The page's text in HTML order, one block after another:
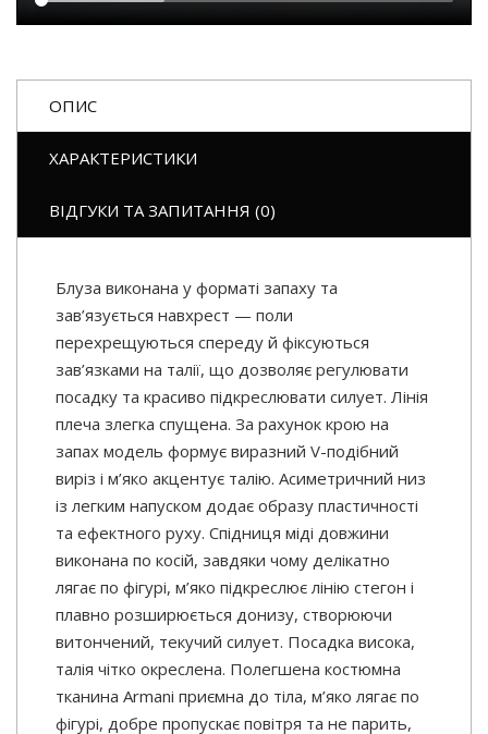
ОПИС
ХАРАКТЕРИСТИКИ
ВІДГУКИ ТА ЗАПИТАННЯ (0)
Блуза виконана у форматі запаху та
зав’язується навхрест — поли
перехрещуються спереду й фіксуються
зав’язками на талії, що дозволяє регулювати
посадку та красиво підкреслювати силует. Лінія
плеча злегка спущена. За рахунок крою на
запах модель формує виразний V-подібний
виріз і м’яко акцентує талію. Асиметричний низ
із легким напуском додає образу пластичності
та ефектного руху. Спідниця міді довжини
виконана по косій, завдяки чому делікатно
лягає по фігурі, м’яко підкреслює лінію стегон і
плавно розширюється донизу, створюючи
витончений, текучий силует. Посадка висока,
талія чітко окреслена. Полегшена костюмна
тканина Armani приємна до тіла, м’яко лягає по
фігурі, добре пропускає повітря та не парить,